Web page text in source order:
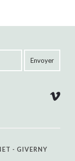
- GIVERNY